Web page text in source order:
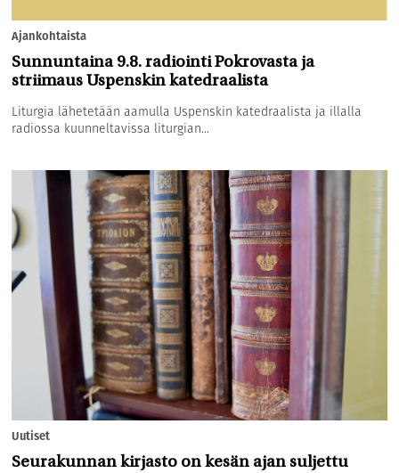
Ajankohtaista
Sunnuntaina 9.8. radiointi Pokrovasta ja
striimaus Uspenskin katedraalista
Liturgia lähetetään aamulla Uspenskin katedraalista ja illalla
radiossa kuunneltavissa liturgian...
Uutiset
Seurakunnan kirjasto on kesän ajan suljettu